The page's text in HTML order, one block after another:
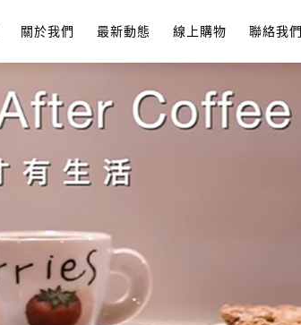
關於我們 最新動態 線上購物 聯絡我們